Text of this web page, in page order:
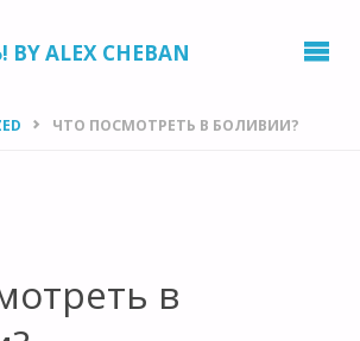
ALEX CHEBAN
ЧТО ПОСМОТРЕТЬ В БОЛИВИИ?
в